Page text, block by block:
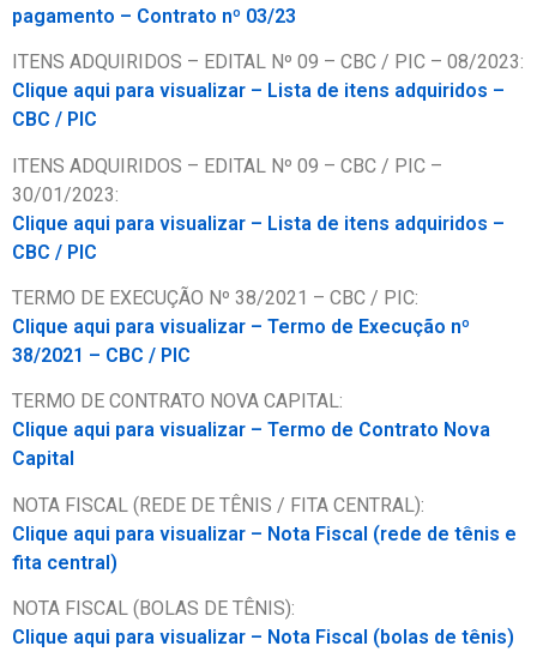
pagamento – Contrato nº 03/23
ITENS ADQUIRIDOS – EDITAL Nº 09 – CBC / PIC – 08/2023:
Clique aqui para visualizar – Lista de itens adquiridos –
CBC / PIC
ITENS ADQUIRIDOS – EDITAL Nº 09 – CBC / PIC –
30/01/2023:
Clique aqui para visualizar – Lista de itens adquiridos –
CBC / PIC
TERMO DE EXECUÇÃO Nº 38/2021 – CBC / PIC:
Clique aqui para visualizar – Termo de Execução nº
38/2021 – CBC / PIC
TERMO DE CONTRATO NOVA CAPITAL:
Clique aqui para visualizar – Termo de Contrato Nova
Capital
NOTA FISCAL (REDE DE TÊNIS / FITA CENTRAL):
Clique aqui para visualizar – Nota Fiscal (rede de tênis e
fita central)
NOTA FISCAL (BOLAS DE TÊNIS):
Clique aqui para visualizar – Nota Fiscal (bolas de tênis)